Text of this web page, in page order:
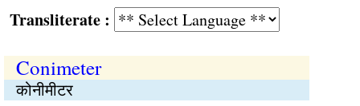
:
Conimeter
कोनीमीटर